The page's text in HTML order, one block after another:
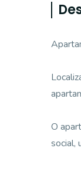
O
social,